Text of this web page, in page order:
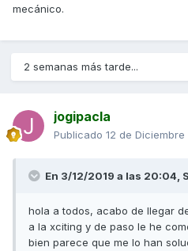
mecánico.
2 semanas más tarde...
jogipacla
Publicado 12 de Diciembre
En 3/12/2019 a las 20:04,
hola a todos, acabo de llegar
a la xciting y de paso le he
bien parece que me lo han